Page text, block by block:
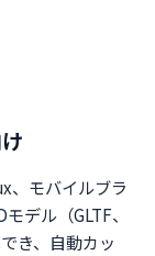
、モバイルブラ
デル（GLTF、
き、自動カッ